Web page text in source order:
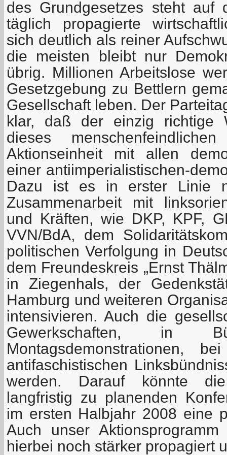
des Grundgesetzes steht auf
täglich propagierte
sich deutlich als reiner
die meisten bleibt nur
übrig. Millionen Arbeitslose
Gesetzgebung zu Bettlern
Gesellschaft leben. Der
klar, daß der einzig richtige
dieses
Aktionseinheit mit allen
einer antiimperialistischen-
Dazu ist es in erster Linie
Zusammenarbeit mit
und Kräften, wie DKP, KPF,
VVN/BdA, dem
politischen Verfolgung in
dem Freundeskreis „Ernst
in Ziegenhals, der
Hamburg und weiteren
intensivieren. Auch die
Gewerkschaften, in
Montagsdemonstrationen,
antifaschistischen
werden. Darauf könnte
langfristig zu planenden
im ersten Halbjahr 2008 eine
Auch unser
hierbei noch stärker propagiert